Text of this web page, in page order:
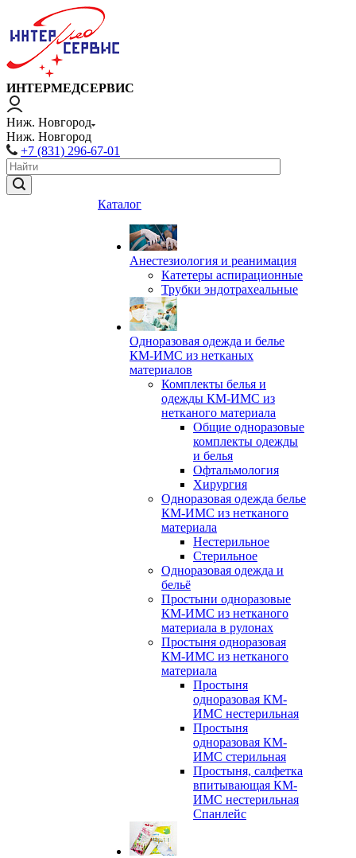
ИНТЕРМЕДСЕРВИС
Ниж. Новгород
Ниж. Новгород
+7 (831) 296-67-01
Каталог
Анестезиология и реанимация
Катетеры аспирационные
Трубки эндотрахеальные
Одноразовая одежда и белье
КМ-ИМС из нетканых
материалов
Комплекты белья и
одежды КМ-ИМС из
нетканого материала
Общие одноразовые
комплекты одежды
и белья
Офтальмология
Хирургия
Одноразовая одежда белье
КМ-ИМС из нетканого
материала
Нестерильное
Стерильное
Одноразовая одежда и
бельё
Простыни одноразовые
КМ-ИМС из нетканого
материала в рулонах
Простыня одноразовая
КМ-ИМС из нетканого
материала
Простыня
одноразовая КМ-
ИМС нестерильная
Простыня
одноразовая КМ-
ИМС стерильная
Простыня, салфетка
впитывающая КМ-
ИМС нестерильная
Спанлейс